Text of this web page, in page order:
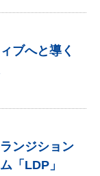
ブへと導く
ンジション
「LDP」